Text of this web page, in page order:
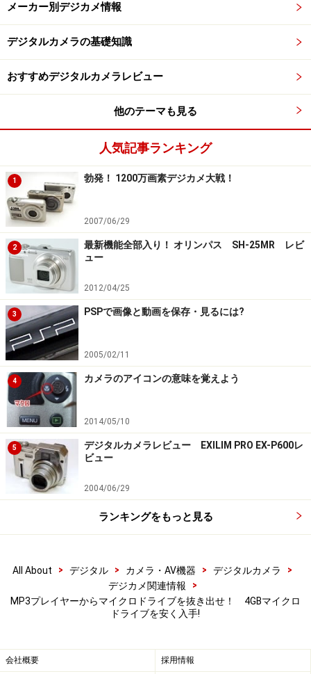
メーカー別デジカメ情報
デジタルカメラの基礎知識
おすすめデジタルカメラレビュー
他のテーマも見る
人気記事ランキング
1 勃発！ 1200万画素デジカメ大戦！
2007/06/29
2
最新機能全部入り！ オリンパス SH-25MR レビ
ュー
2012/04/25
3 PSPで画像と動画を保存・見るには?
2005/02/11
4 カメラのアイコンの意味を覚えよう
2014/05/10
5
デジタルカメラレビュー EXILIM PRO EX-P600レ
ビュー
2004/06/29
ランキングをもっと見る
All About > デジタル > カメラ・AV機器 > デジタルカメラ
>
デジカメ関連情報
>
MP3プレイヤーからマイクロドライブを抜き出せ！ 4GBマイクロ
ドライブを安く入手!
会社概要 採用情報